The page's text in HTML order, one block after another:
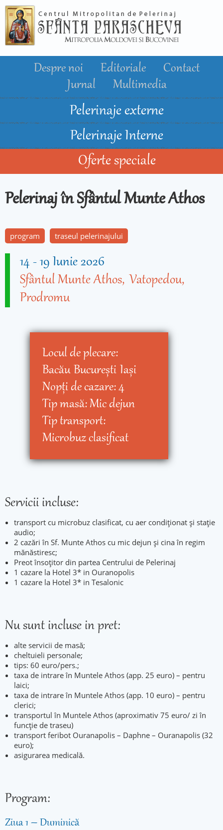
conţinutul
principal
Despre noi Editoriale
Contact
Jurnal
Multimedia
Pelerinaje externe
Pelerinaje Interne
Oferte speciale
Pelerinaj în Sfântul Munte Athos
program traseul pelerinajului
14-19 Iunie 2026
Sfântul Munte Athos Vatopedou
Prodromu
Locul de plecare:
Bacău Bucureşti Iaşi
Nopţi de cazare:4
Tip masă:Mic dejun
Tip transport:
Microbuz clasificat
Servicii incluse:
transport cu microbuz clasificat, cu aer condiționat și stație
audio;
2 cazări în Sf. Munte Athos cu mic dejun și cina în regim
mănăstiresc;
Preot însoțitor din partea Centrului de Pelerinaj
1 cazare la Hotel 3* in Ouranopolis
1 cazare la Hotel 3* in Tesalonic
Nu sunt incluse in pret:
alte servicii de masă;
cheltuieli personale;
tips: 60 euro/pers.;
taxa de intrare în Muntele Athos (app. 25 euro) – pentru
laici;
taxa de intrare în Muntele Athos (app. 10 euro) – pentru
clerici;
transportul în Muntele Athos (aproximativ 75 euro/ zi în
funcție de traseu)
transport feribot Ouranapolis – Daphne – Ouranapolis (32
euro);
asigurarea medicală.
Program:
Ziua 1 – Duminică